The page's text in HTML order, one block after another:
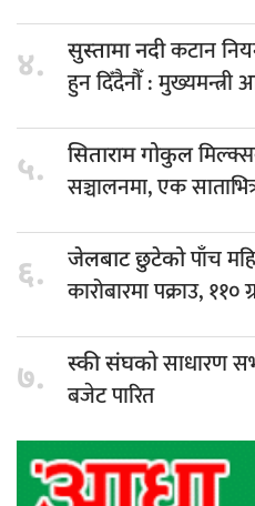
४. सुस्तामा नदीकटान
हुन दिँदैनौँ : मुख्यमन्त्री
५. सिताराम गोकुल
सञ्चालनमा, एक
६. जेलबाट छुटेकोपाँच
कारोबारमा पक्राउ, ११०
७. स्की संघकोसाधारण
बजेट पारित